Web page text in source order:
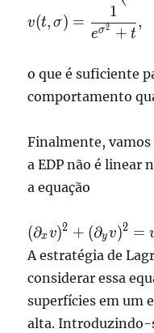
x(t,\sigma) =
\log\left(1+e^{-
\sigma^2} t
\sigma ,
\displaystyle
v(t,\sigma) =
{e^{\sigma^2}+
v(t, σ) =
eσ2 + t
1
,
o que é suficiente
comportamento
Finalmente, vamos
a EDP não é linear
a equação
\displaystyle
( \partial_x
(\partial_y
v)^2 = v .
(∂xv)2 + (∂yv)2 =
A estratégia de
considerar essa
superfícies em um
alta. Introduzindo-